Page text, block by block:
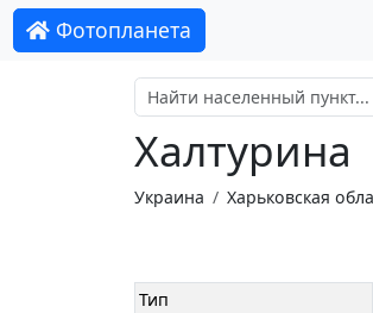
Фотопланета
Халтурина
Украина Харьковская
Тип